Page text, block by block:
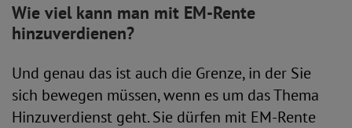
Wie viel kann man mit EM-Rente
hinzuverdienen?
Und genau das ist auch die Grenze, in der Sie
sich bewegen müssen, wenn es um das Thema
Hinzuverdienst geht. Sie dürfen mit EM-Rente